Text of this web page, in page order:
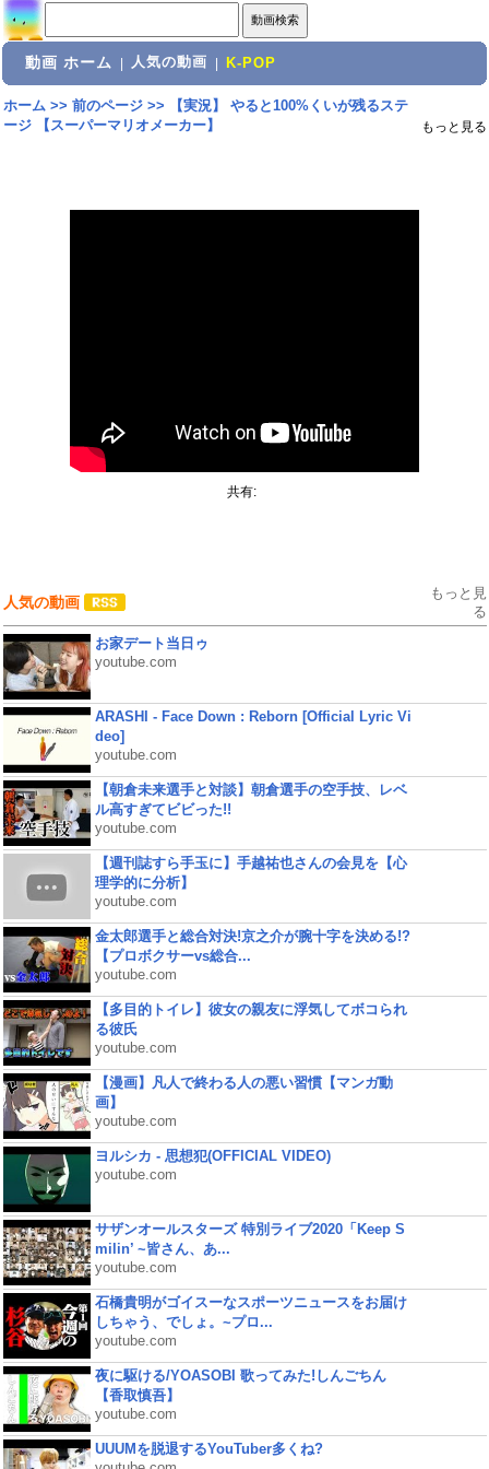
動画 ホーム 人気の動画 K-POP
ホーム>> 前のページ>>
【実況】 やると100%くいが残るステ
ージ 【スーパーマリオメーカー】
もっと見る
共有:
人気の動画
もっと見
る
お家デート当日ゥ
youtube.com
ARASHI - Face Down : Reborn [Official Lyric Vi
deo]
youtube.com
【朝倉未来選手と対談】朝倉選手の空手技、レベ
ル高すぎてビビった!!
youtube.com
【週刊誌すら手玉に】手越祐也さんの会見を【心
理学的に分析】
youtube.com
金太郎選手と総合対決!京之介が腕十字を決める!?
【プロボクサーvs総合...
youtube.com
【多目的トイレ】彼女の親友に浮気してボコられ
る彼氏
youtube.com
【漫画】凡人で終わる人の悪い習慣【マンガ動
画】
youtube.com
ヨルシカ - 思想犯(OFFICIAL VIDEO)
youtube.com
サザンオールスターズ 特別ライブ2020「Keep S
milin’ ~皆さん、あ...
youtube.com
石橋貴明がゴイスーなスポーツニュースをお届け
しちゃう、でしょ。~プロ...
youtube.com
夜に駆ける/YOASOBI 歌ってみた!しんごちん
【香取慎吾】
youtube.com
UUUMを脱退するYouTuber多くね?